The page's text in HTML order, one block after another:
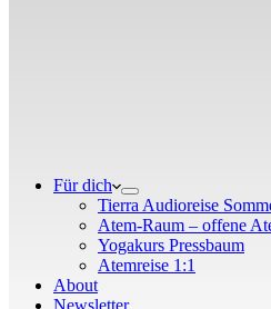
Für dich
Tierra Audioreise
Atem-Raum – offene
Yogakurs Pressbaum
Atemreise 1:1
About
Newsletter